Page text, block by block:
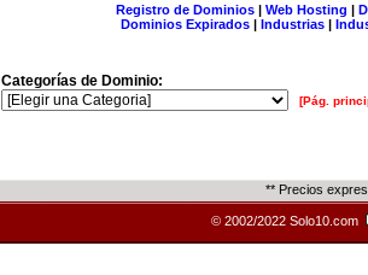
Registro de Dominios| Web Hosting |
Dominios Expirados | Industrias |
Categorías de Dominio:
[Pág.
** Precios
© 2002/2022 Solo10.com